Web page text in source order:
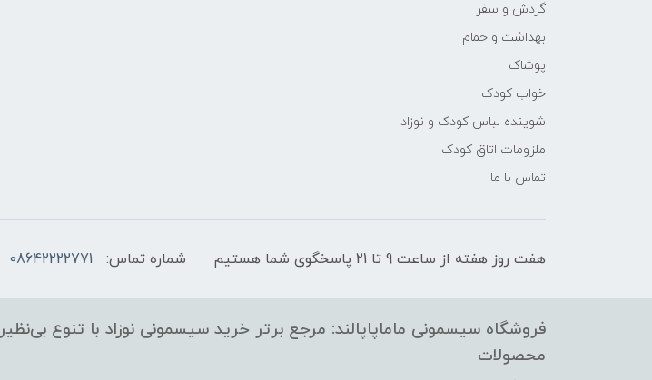
گردش و سفر
بهداشت و حمام
پوشاک
خواب کودک
شوینده لباس کودک و نوزاد
ملزومات اتاق کودک
تماس با ما
هفت روز هفته از ساعت 9 تا 21 پاسخگوی شما هستیم شماره تماس: 08642222771
فروشگاه سیسمونی ماماپاپالند: مرجع برتر خرید سیسمونی نوزاد با تنوع بی‌نظیر
محصولات